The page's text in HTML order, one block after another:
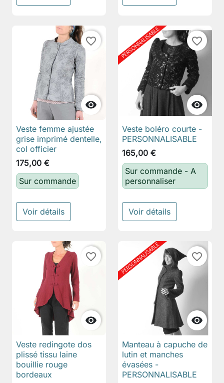

favorite_border
Veste femme ajustée
grise imprimé dentelle,
col officier
175,00 €
Sur commande
Voir détails

favorite_border
Veste boléro courte -
PERSONNALISABLE
165,00 €
Sur commande - A
personnaliser
Voir détails

favorite_border
Veste redingote dos
plissé tissu laine
bouillie rouge
bordeaux

favorite_border
Manteau à capuche de
lutin et manches
évasées -
PERSONNALISABLE